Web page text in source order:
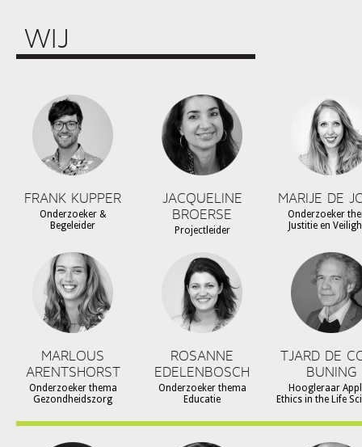
WIJ
FRANK KUPPER
Onderzoeker &
Begeleider
JACQUELINE
BROERSE
Projectleider
MARIJE DE
Onderzoeker
Justitie en
MARLOUS
ARENTSHORST
Onderzoeker thema
Gezondheidszorg
ROSANNE
EDELENBOSCH
Onderzoeker thema
Educatie
TJARD DE
BUNING
Hoogleraar
Ethics in the Life